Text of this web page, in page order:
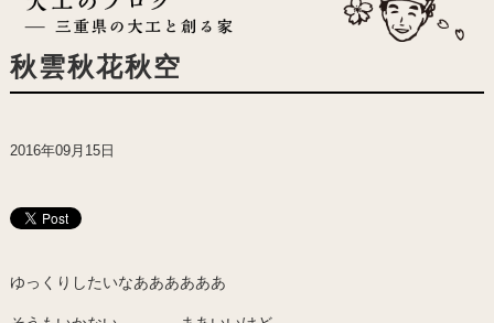
秋雲秋花秋空
2016年09月15日
ゆっくりしたいなああああああ